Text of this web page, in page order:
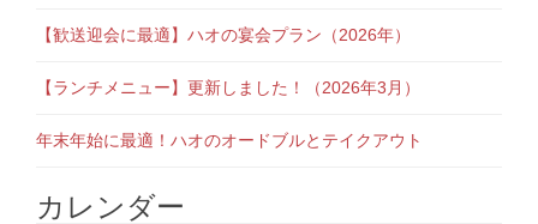
【歓送迎会に最適】ハオの宴会プラン（2026年）
【ランチメニュー】更新しました！（2026年3月）
年末年始に最適！ハオのオードブルとテイクアウト
カレンダー